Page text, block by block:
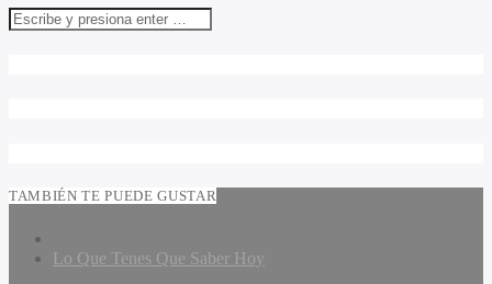
TAMBIÉN TE PUEDE GUSTAR
Lo Que Tenes Que Saber Hoy